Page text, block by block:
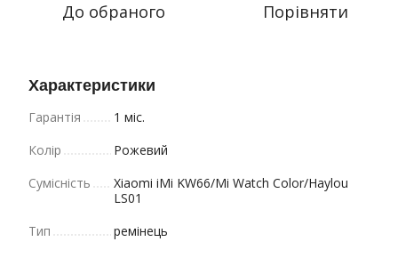
До обраного Порівняти
Характеристики
Гарантія
1 міс.
Колір
Рожевий
Сумісність
Xiaomi iMi KW66/Mi Watch Color/Haylou
LS01
Тип
ремінець